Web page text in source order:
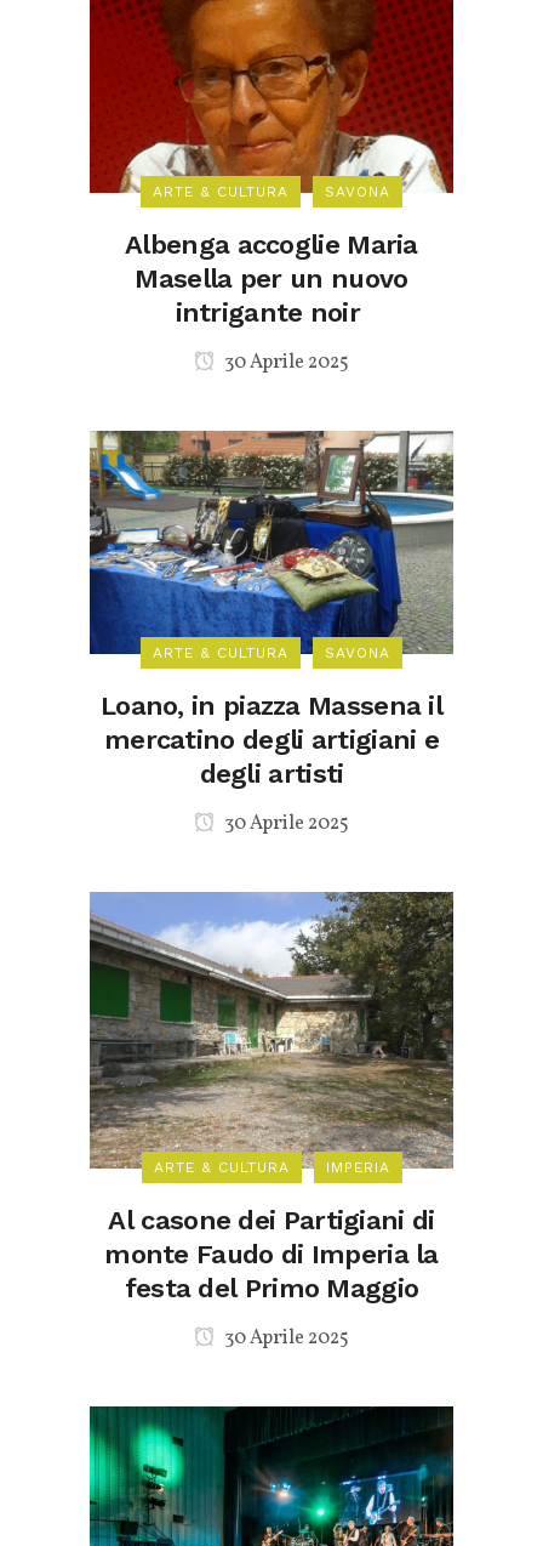
ARTE & CULTURA SAVONA
Albenga accoglie Maria
Masella per un nuovo
intrigante noir
30 Aprile 2025
ARTE & CULTURA SAVONA
Loano, in piazza Massena il
mercatino degli artigiani e
degli artisti
30 Aprile 2025
ARTE & CULTURA IMPERIA
Al casone dei Partigiani di
monte Faudo di Imperia la
festa del Primo Maggio
30 Aprile 2025